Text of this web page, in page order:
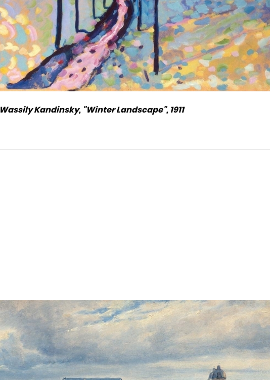
Wassily Kandinsky, "Winter Landscape", 1911